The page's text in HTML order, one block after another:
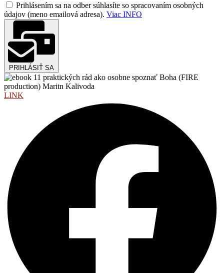
Prihlásením sa na odber súhlasíte so spracovaním osobných
údajov (meno emailová adresa). Viac INFO
PRIHLÁSIŤ SA
LINK